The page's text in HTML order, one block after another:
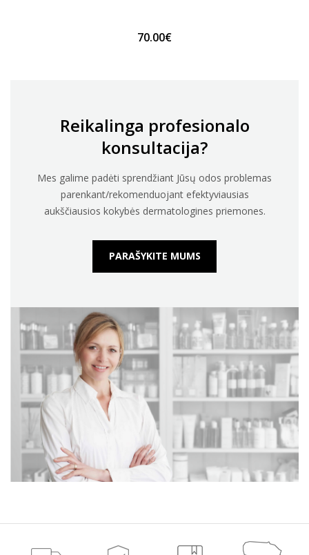
70.00€
Reikalinga profesionalo
konsultacija?
Mes galime padėti sprendžiant Jūsų odos problemas
parenkant/rekomenduojant efektyviausias
aukščiausios kokybės dermatologines priemones.
PARAŠYKITE MUMS